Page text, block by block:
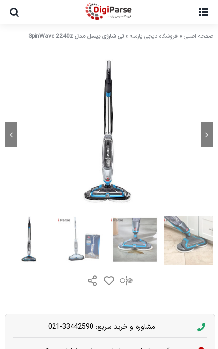
صفحه اصلی » فروشگاه دیجی پارسه »تی شارژی بیسل مدل SpinWave 2240z
مشاوره و خرید سریع: 33442590-021